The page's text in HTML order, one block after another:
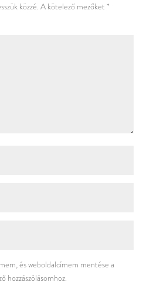
közzé. A kötelező mezőket *
és weboldalcímem mentése a
hozzászólásomhoz.